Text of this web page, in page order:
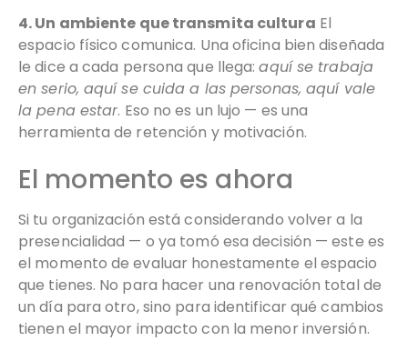
4. Un ambiente que transmita cultura El
espacio físico comunica. Una oficina bien diseñada
le dice a cada persona que llega:aquí se trabaja
en serio, aquí se cuida a las personas, aquí vale
la pena estar. Eso no es un lujo — es una
herramienta de retención y motivación.
El momento es ahora
Si tu organización está considerando volver a la
presencialidad — o ya tomó esa decisión — este es
el momento de evaluar honestamente el espacio
que tienes. No para hacer una renovación total de
un día para otro, sino para identificar qué cambios
tienen el mayor impacto con la menor inversión.